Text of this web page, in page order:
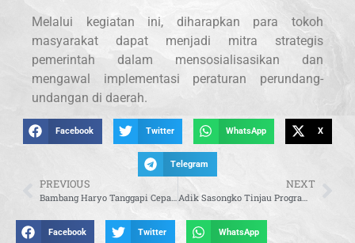
Melalui kegiatan ini, diharapkan para tokoh
masyarakat dapat menjadi mitra strategis
pemerintah dalam mensosialisasikan dan
mengawal implementasi peraturan perundang-
undangan di daerah.
Facebook Twitter WhatsApp X
Telegram
PREVIOUS
Bambang Haryo Tanggapi Cepat Lonjakan Kasus DBD di Sidoarjo
NEXT
Adik Sasongko Tinjau Program Rehabilitasi di Lapas Kelas IIB Klaten
Facebook Twitter WhatsApp